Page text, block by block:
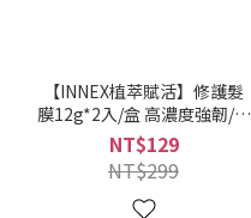
【INNEX植萃賦活】修護髮
膜12g*2入/盒 高濃度強韌/水
光感柔韌 任選1盒(沖洗式) 單
件賣場 (爆水髮膜/膠囊髮膜/
密集修護/保濕/護髮)｜美吾
髮『可海外配送』
NT$129
NT$299